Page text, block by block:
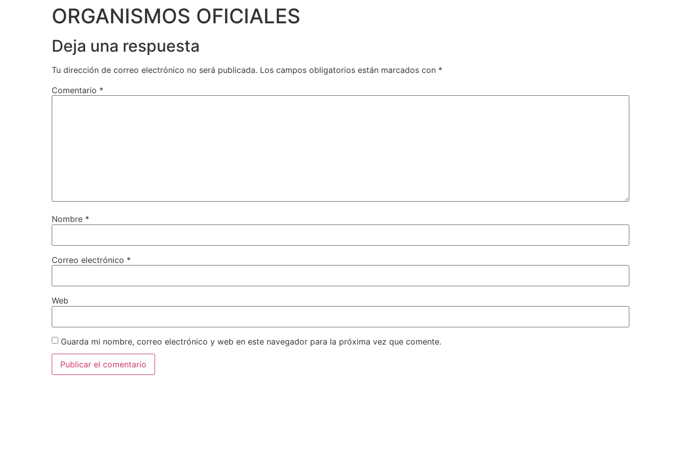
ORGANISMOS OFICIALES
Deja una respuesta
Tu dirección de correo electrónico no será publicada. Los campos obligatorios están marcados con *
Comentario *
Nombre *
Correo electrónico *
Web
Guarda mi nombre, correo electrónico y web en este navegador para la próxima vez que comente.